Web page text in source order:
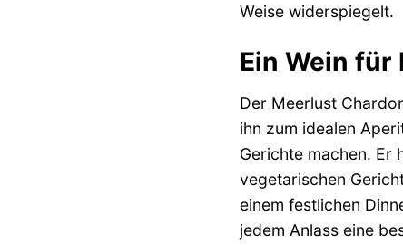
Weise widerspiegelt.
Ein Wein für
Der Meerlust
ihn zum idealen
Gerichte machen. Er
vegetarischen
einem festlichen
jedem Anlass eine